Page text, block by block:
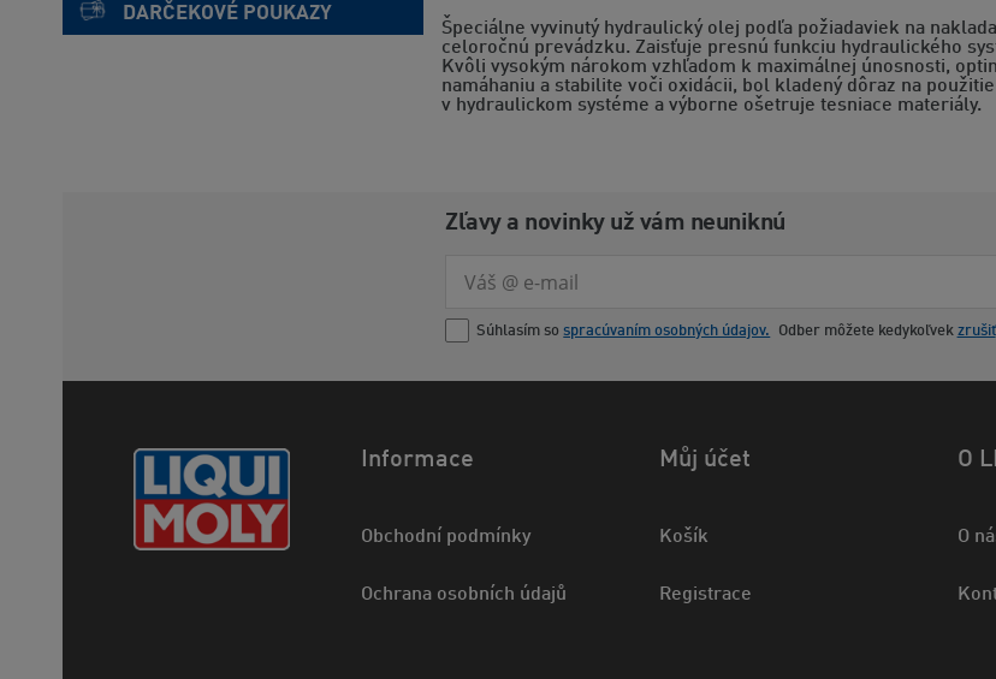
DARČEKOVÉ POUKAZY
Špeciálne vyvinutý hydraulický olej podľa požiadaviek na
celoročnú prevádzku. Zaisťuje presnú funkciu hydraulického
Kvôli vysokým nárokom vzhľadom k maximálnej únosnosti,
namáhaniu a stabilite voči oxidácii, bol kladený dôraz na
v hydraulickom systéme a výborne ošetruje tesniace materiály.
Zľavy a novinky už vám neuniknú
Súhlasím so spracúvaním osobných údajov. Odber môžete kedykoľvek zrušiť
Informace
Obchodní podmínky
Ochrana osobních údajů
Můj účet
Košík
Registrace
O
O